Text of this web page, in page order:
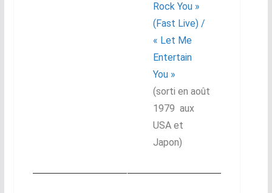
Rock You »
(Fast Live) /
« Let Me
Entertain
You »
(sorti en août
1979 aux
USA et
Japon)